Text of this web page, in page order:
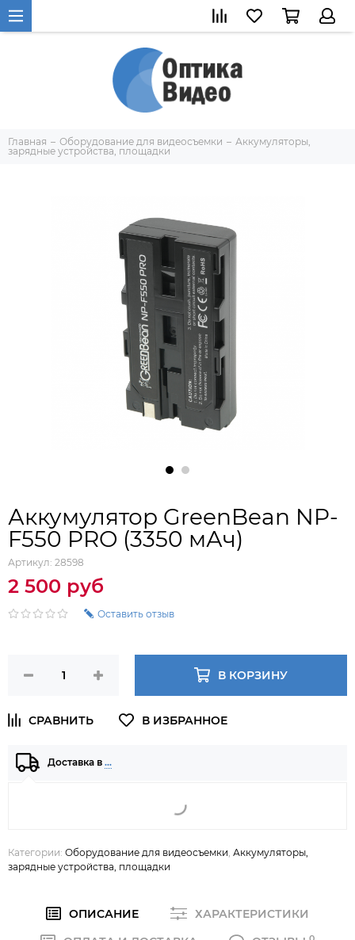
Главная Оборудование для видеосъемки
Аккумуляторы,
зарядные устройства, площадки
Аккумулятор GreenBean NP-
F550 PRO (3350 мАч)
Артикул: 28598
2 500 руб
Оставить отзыв
В КОРЗИНУ
Доставка в …
Категории: Оборудование для видеосъемки Аккумуляторы,
зарядные устройства, площадки
ОПИСАНИЕ
ХАРАКТЕРИСТИКИ